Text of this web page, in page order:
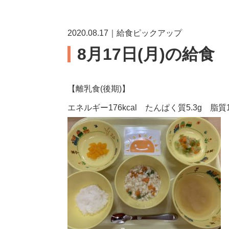
2020.08.17｜給食ピックアップ
8月17日(月)の給食
【離乳食(後期)】
エネルギー176kcal たんぱく質5.3g 脂質